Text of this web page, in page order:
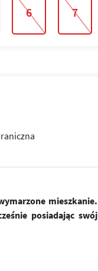
6 7
mieszkanie.
posiadając swój